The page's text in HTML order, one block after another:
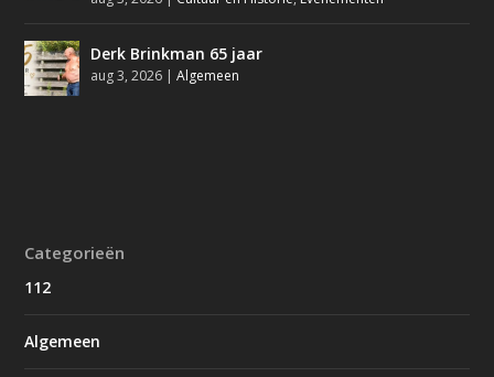
Derk Brinkman 65 jaar
aug 3, 2026 |Algemeen
Categorieën
112
Algemeen